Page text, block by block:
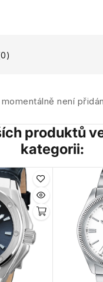
není
produktů
kategorii: